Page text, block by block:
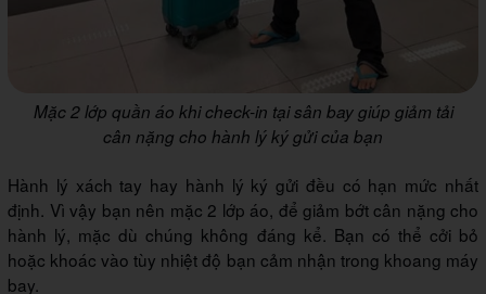
Mặc 2 lớp quần áo khi check-in tại sân bay giúp giảm tải
cân nặng cho hành lý ký gửi của bạn
Hành lý xách tay hay hành lý ký gửi đều có hạn mức nhất
định. Vì vậy bạn nên mặc 2 lớp áo, để giảm bớt cân nặng cho
hành lý, mặc dù chúng không đáng kể. Bạn có thể cởi bỏ
hoặc khoác vào tùy nhiệt độ bạn cảm nhận trong khoang máy
bay.